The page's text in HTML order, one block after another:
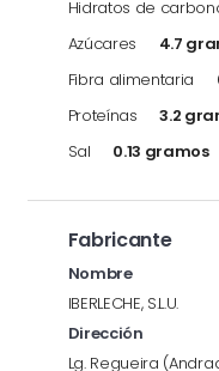
Hidratos de
Azúcares
4.7
Fibra alimentaria
Proteínas
3.2
Sal
0.13 gramos
Fabricante
Nombre
IBERLECHE, S.L.U.
Dirección
Lg. Regueira